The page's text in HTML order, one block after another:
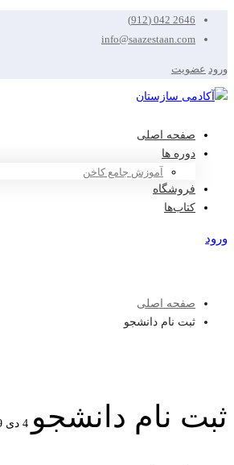
2646 042 (912)
info@saazestaan.com
ورود عضویت
صفحه اصلی
دوره ها
آموزش جامع کاخن
فروشگاه
کتاب‌ها
ورود
صفحه اصلی
ثبت نام دانشجو
ثبت نام دانشجو 4 دی 1399